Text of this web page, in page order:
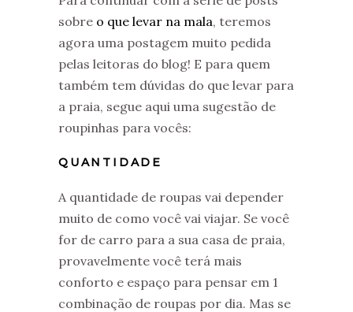
sobre o que levar na mala, teremos
agora uma postagem muito pedida
pelas leitoras do blog! E para quem
também tem dúvidas do que levar para
a praia, segue aqui uma sugestão de
roupinhas para vocês:
QUANTIDADE
A quantidade de roupas vai depender
muito de como você vai viajar. Se você
for de carro para a sua casa de praia,
provavelmente você terá mais
conforto e espaço para pensar em 1
combinação de roupas por dia. Mas se